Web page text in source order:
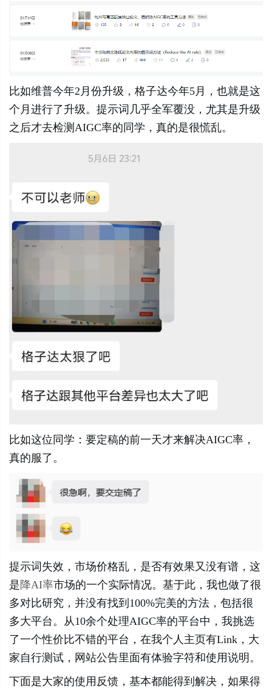
比如维普今年2月份升级，格子达今年5月，也就是这
个月进行了升级。提示词几乎全军覆没，尤其是升级
之后才去检测AIGC率的同学，真的是很慌乱。
比如这位同学：要定稿的前一天才来解决AIGC率，
真的服了。
提示词失效，市场价格乱，是否有效果又没有谱，这
是 降AI率市场的一个实际情况。基于此，我也做了很
多对比研究，并没有找到100%完美的方法，包括很
多大平台。从10余个处理AIGC率的平台中，我挑选
了一个性价比不错的平台，在我个人主页有Link，大
家自行测试，网站公告里面有体验字符和使用说明。
下面是大家的使用反馈，基本都能得到解决，如果得